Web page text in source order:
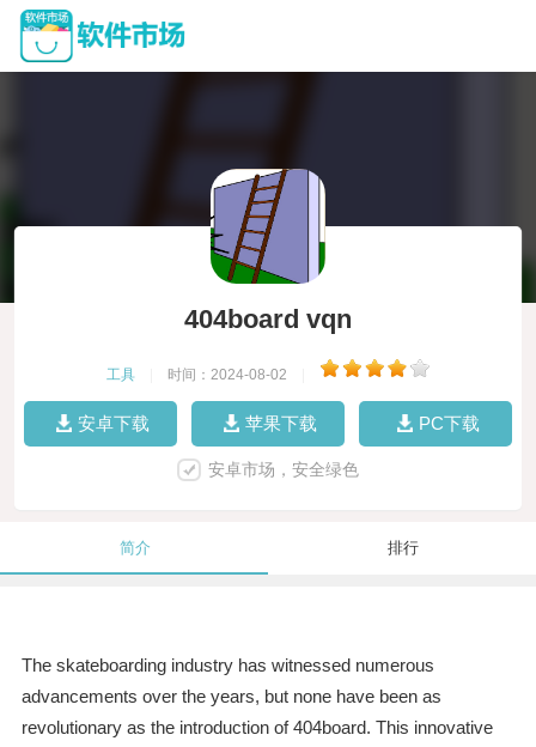
404board vqn
工具 时间：2024-08-02
安卓下载 苹果下载 PC下载
安卓市场，安全绿色
简介 排行
The skateboarding industry has witnessed numerous
advancements over the years, but none have been as
revolutionary as the introduction of 404board. This innovative